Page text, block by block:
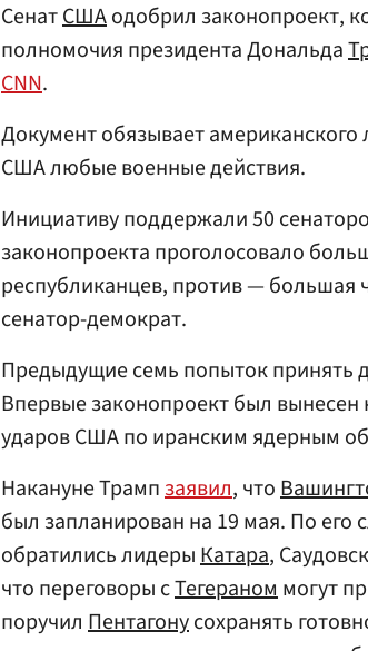
СенатСШАодобрил законопроект,
полномочия президента Дональда
CNN.
Документ обязывает американского
США любые военные действия.
Инициативу поддержали 50
законопроекта проголосовало
республиканцев, против — большая
сенатор-демократ.
Предыдущие семь попыток принять
Впервые законопроект был вынесен
ударов США по иранским ядерным
Накануне Трампзаявил, что
был запланирован на 19 мая. По его
обратились лидерыКатара,
что переговоры сТегераноммогут
поручил Пентагонусохранять